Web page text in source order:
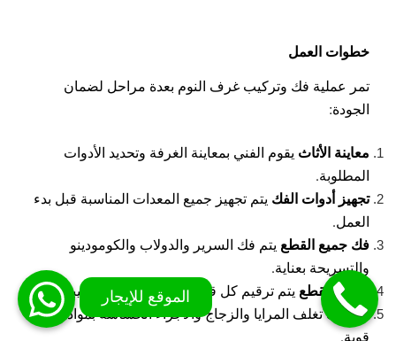
خطوات العمل
تمر عملية فك وتركيب غرف النوم بعدة مراحل لضمان
الجودة:
معاينة الأثاث يقوم الفني بمعاينة الغرفة وتحديد الأدوات
المطلوبة.
تجهيز أدوات الفك يتم تجهيز جميع المعدات المناسبة قبل بدء
العمل.
فك جميع القطع يتم فك السرير والدولاب والكومودينو
والتسريحة بعناية.
ترقيم القطع يتم ترقيم كل قطعة لتسهيل إعادة تركيبها.
التغليفتغلف المرايا والزجاج والأجزاء الحساسة بمواد حماية
قوية.